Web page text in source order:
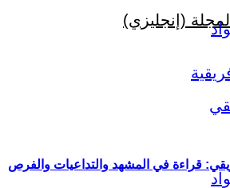
(إنجليزي)
قراءة في المشهد والتداعيات والفرص